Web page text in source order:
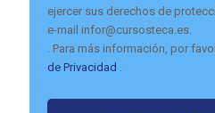
ejercer sus derechos de
e-mail infor@cursosteca.es.
. Para más información, por
de Privacidad